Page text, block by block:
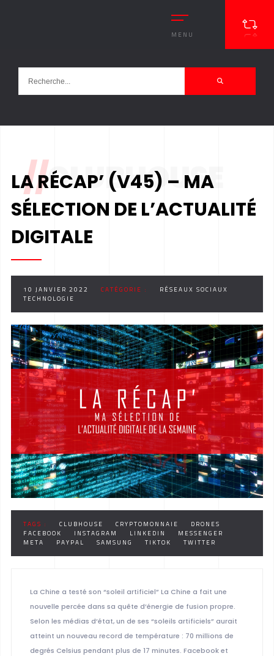
MENU
//CLUBHOUSE
LA RÉCAP’ (V45) – MA
SÉLECTION DE L’ACTUALITÉ
DIGITALE
10 JANVIER 2022 CATÉGORIE :
RÉSEAUX SOCIAUX
TECHNOLOGIE
TAGS : CLUBHOUSE CRYPTOMONNAIE
DRONES
FACEBOOK
INSTAGRAM LINKEDIN
MESSENGER
META
PAYPAL SAMSUNG TIKTOK TWITTER
La Chine a testé son “soleil artificiel” La Chine a fait une
nouvelle percée dans sa quête d’énergie de fusion propre.
Selon les médias d’état, un de ses “soleils artificiels” aurait
atteint un nouveau record de température : 70 millions de
degrés Celsius pendant plus de 17 minutes. Facebook et